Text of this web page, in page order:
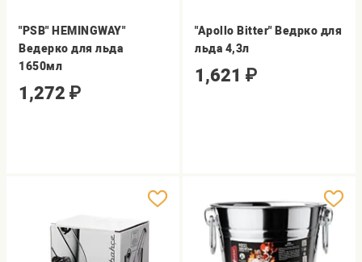
"PSB" HEMINGWAY"
Ведерко для льда
1650мл
1,272 ₽
"Apollo Bitter" Ведрко для
льда 4,3л
1,621 ₽